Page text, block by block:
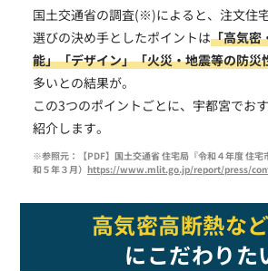
国土交通省の調査(※)によると、注文住
選びの決め手としたポイントは「高気密
能」「デザイン」「火災・地震等の防災
多いとの結果が。
この3つのポイントごとに、宇都宮でお
紹介します。
※参照元：【PDF】国土交通省 住宅局『令和４年度 住宅
和５年３月） https://www.mlit.go.jp/report/press/
高気密高断熱な
にこだわりた